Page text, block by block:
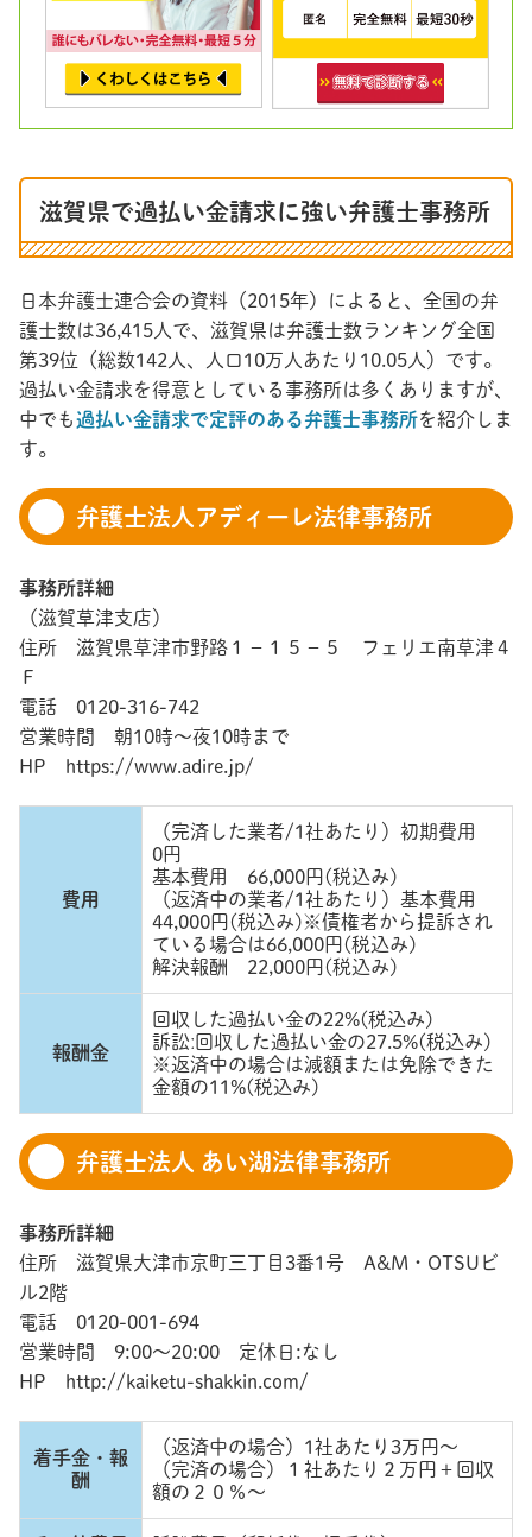
滋賀県で過払い金請求に強い弁護士事務所
日本弁護士連合会の資料（2015年）によると、全国の弁
護士数は36,415人で、滋賀県は弁護士数ランキング全国
第39位（総数142人、人口10万人あたり10.05人）です。
過払い金請求を得意としている事務所は多くありますが、
中でも過払い金請求で定評のある弁護士事務所を紹介しま
す。
弁護士法人アディーレ法律事務所
事務所詳細
（滋賀草津支店）
住所 滋賀県草津市野路１－１５－５ フェリエ南草津４
Ｆ
電話 0120-316-742
営業時間 朝10時～夜10時まで
HP https://www.adire.jp/
費用
（完済した業者/1社あたり）初期費用
0円
基本費用 66,000円(税込み)
（返済中の業者/1社あたり）基本費用
44,000円(税込み)※債権者から提訴され
ている場合は66,000円(税込み)
解決報酬 22,000円(税込み)
報酬金
回収した過払い金の22%(税込み)
訴訟ː回収した過払い金の27.5%(税込み)
※返済中の場合は減額または免除できた
金額の11%(税込み)
弁護士法人 あい湖法律事務所
事務所詳細
住所 滋賀県大津市京町三丁目3番1号 A&M・OTSUビ
ル2階
電話 0120-001-694
営業時間 9:00～20:00 定休日:なし
HP http://kaiketu-shakkin.com/
着手金・報
酬
（返済中の場合）1社あたり3万円～
（完済の場合）１社あたり２万円＋回収
額の２０％～